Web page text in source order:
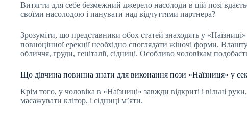
Витягти для себе безмежний джерело насолоди в цій позі
своїми насолодою і панувати над відчуттями партнера?
Зрозуміти, що представники обох статей знаходять у
повноцінної ерекції необхідно споглядати жіночі форми.
обличчя, груди, геніталії, сідниці. Особливо чоловікам
Що дівчина повинна знати для виконання пози «Наїзниця» у
Крім того, у чоловіка в «Наїзниці» завжди відкриті і вільні
масажувати клітор, і сідниці м’яти.